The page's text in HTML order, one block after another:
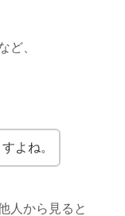
ど、
よね。
人から見ると